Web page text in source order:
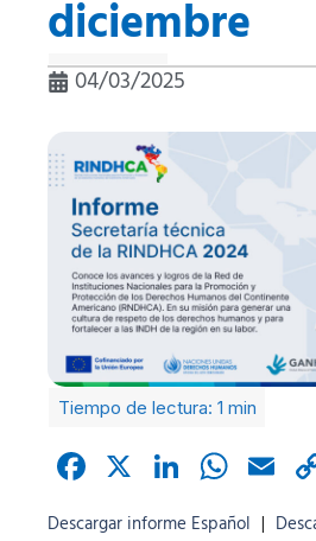
diciembre
04/03/2025
Facebook
X
Descargar informe Español |